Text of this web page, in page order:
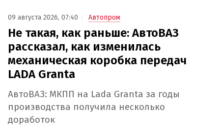
09 августа 2026, 07:40 Автопром
Не такая, как раньше: АвтоВАЗ
рассказал, как изменилась
механическая коробка передач
LADA Granta
АвтоВАЗ: МКПП на Lada Granta за годы
производства получила несколько
доработок